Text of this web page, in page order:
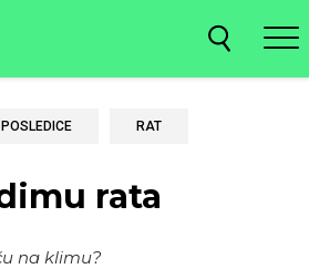
POSLEDICE RAT
rata
na klimu?